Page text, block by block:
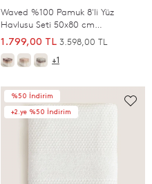
Waved %100 Pamuk 8'li Yüz
Havlusu Seti 50x80 cm
Antrasit/Mürdüm/Ekru/Beyaz
1.799,00 TL 3.598,00 TL
+1
%50 İndirim
+2.ye %50 İndirim